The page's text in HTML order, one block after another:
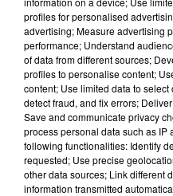
L'info près de chez vous
Sébastien Lecornu
d'Emmanuel Macron ...
nord deux-sévrien Jean-
Les européens s’inspirent
française des territoires
Une délégation a ainsi
Mauléon.
Un mini salon de
septembre proachain à
profiles for personalised
advertising; Measure advertising
performance; Understand
of data from different sources;
profiles to personalise content;
content; Use limited data to
detect fraud, and fix errors;
Save and communicate privacy
process personal data such as IP
following functionalities: Identify
requested; Use precise
other data sources; Link different
information transmitted